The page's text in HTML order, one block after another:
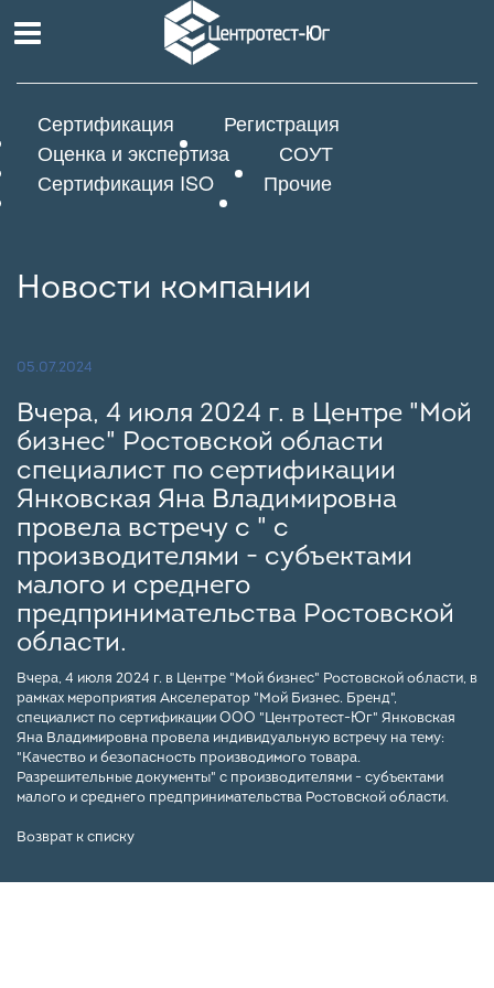
Сертификация
Регистрация
Оценка и экспертиза
СОУТ
Сертификация ISO
Прочие
Новости компании
05.07.2024
Вчера, 4 июля 2024 г. в Центре "Мой
бизнес" Ростовской области
специалист по сертификации
Янковская Яна Владимировна
провела встречу с " с
производителями - субъектами
малого и среднего
предпринимательства Ростовской
области.
Вчера, 4 июля 2024 г. в Центре "Мой бизнес" Ростовской области, в
рамках мероприятия Акселератор "Мой Бизнес. Бренд",
специалист по сертификации ООО "Центротест-Юг" Янковская
Яна Владимировна провела индивидуальную встречу на тему:
"Качество и безопасность производимого товара.
Разрешительные документы" с производителями - субъектами
малого и среднего предпринимательства Ростовской области.
Возврат к списку